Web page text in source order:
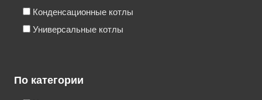
Конденсационные котлы
Универсальные котлы
По категории